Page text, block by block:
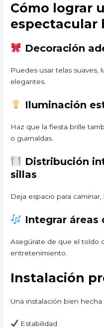
Cómo lograr
espectacular
Decoración
Puedes usar telas suaves,
elegantes.
Iluminación
Haz que la fiesta brille
o guirnaldas.
Distribución
sillas
Deja espacio para caminar,
Integrar áreas
Asegúrate de que el toldo
entretenimiento.
Instalación
Una instalación bien hecha
Estabilidad